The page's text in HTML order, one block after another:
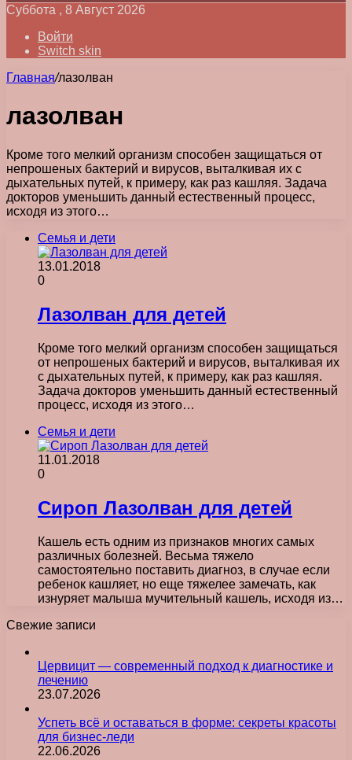
Суббота , 8 Август 2026
Войти
Switch skin
Главная/лазолван
лазолван
Кроме того мелкий организм способен защищаться от
непрошеных бактерий и вирусов, выталкивая их с
дыхательных путей, к примеру, как раз кашляя. Задача
докторов уменьшить данный естественный процесс,
исходя из этого…
Семья и дети
13.01.2018
0
Лазолван для детей
Кроме того мелкий организм способен защищаться
от непрошеных бактерий и вирусов, выталкивая их
с дыхательных путей, к примеру, как раз кашляя.
Задача докторов уменьшить данный естественный
процесс, исходя из этого…
Семья и дети
11.01.2018
0
Сироп Лазолван для детей
Кашель есть одним из признаков многих самых
различных болезней. Весьма тяжело
самостоятельно поставить диагноз, в случае если
ребенок кашляет, но еще тяжелее замечать, как
изнуряет малыша мучительный кашель, исходя из…
Свежие записи
Цервицит — современный подход к диагностике и
лечению
23.07.2026
Успеть всё и оставаться в форме: секреты красоты
для бизнес-леди
22.06.2026